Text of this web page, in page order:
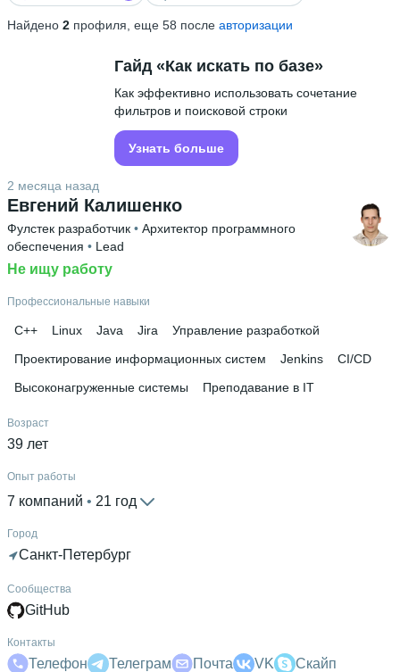
Найдено 2 профиля, еще 58 после авторизации
Гайд «Как искать по базе»
Как эффективно использовать сочетание
фильтров и поисковой строки
Узнать больше
Евгений Калишенко
2 месяца назад
Фулстек разработчик • Архитектор программного
обеспечения • Lead
Не ищу работу
Профессиональные навыки
C++ Linux Java Jira
Управление разработкой
Проектирование информационных систем
Jenkins
CI/CD
Высоконагруженные системы
Преподавание в IT
Возраст
39 лет
Опыт работы
7 компаний 21 год
Город
Санкт-Петербург
Сообщества
GitHub
Контакты
Телефон Телеграм Почта VK Скайп